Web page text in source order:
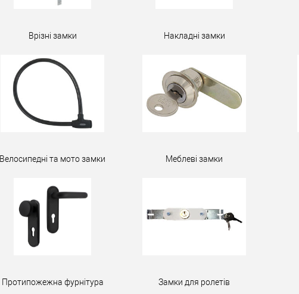
Врізні замки Накладні замки
Велосипедні та мото замки Меблеві замки
Протипожежна фурнітура Замки для ролетів